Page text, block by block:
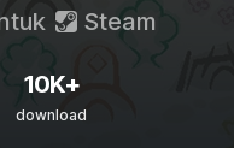
Steam
10K+
download